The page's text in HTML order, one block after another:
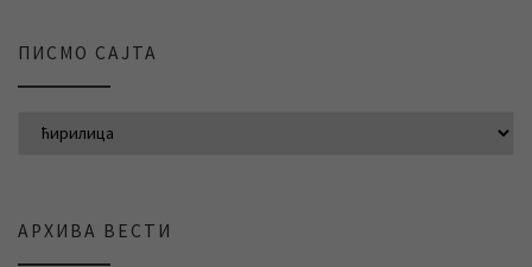
ПИСМО САЈТА
АРХИВА ВЕСТИ